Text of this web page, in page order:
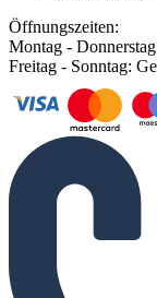
Öffnungszeiten:
Montag -
Freitag - Sonntag: